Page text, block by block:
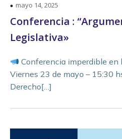
mayo 14, 2025
Conferencia :
Legislativa»
Conferencia imperdible en
Viernes 23 de mayo – 15:30
Derecho[…]